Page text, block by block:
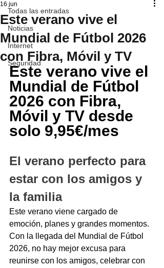
Todas las entradas
Noticias
Internet
Seguridad
Este verano vive el
Mundial de Fútbol 2026
con Fibra, Móvil y TV
16 jun
Este verano vive el
Mundial de Fútbol
2026 con Fibra,
Móvil y TV desde
solo 9,95€/mes
El verano perfecto para
estar con los amigos y
la familia
Este verano viene cargado de
emoción, planes y grandes momentos.
Con la llegada del Mundial de Fútbol
2026, no hay mejor excusa para
reunirse con los amigos, celebrar con